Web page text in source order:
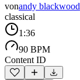
vonandy blackwood
classical
1:36
90 BPM
Content ID